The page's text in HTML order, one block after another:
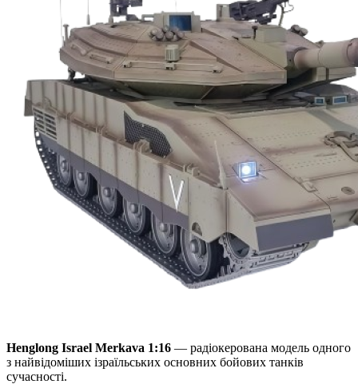
Henglong Israel Merkava 1:16 — радіокерована модель одного
з найвідоміших ізраїльських основних бойових танків
сучасності.